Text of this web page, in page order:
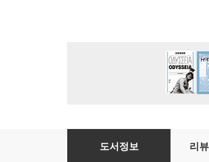
이상한 재판의 나라에서
도서정보 리